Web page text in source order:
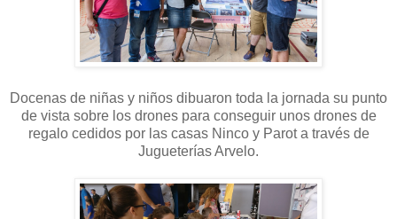
Docenas de niñas y niños dibuaron toda la jornada su punto
de vista sobre los drones para conseguir unos drones de
regalo cedidos por las casas Ninco y Parot a través de
Jugueterías Arvelo.